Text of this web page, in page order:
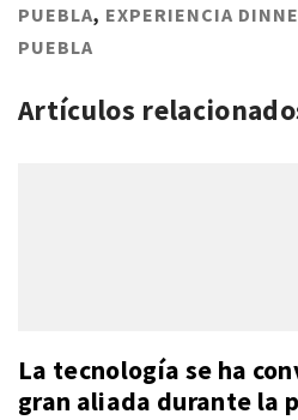
PUEBLA, EXPERIENCIA
PUEBLA
Artículos
La tecnología se ha
gran aliada durante la